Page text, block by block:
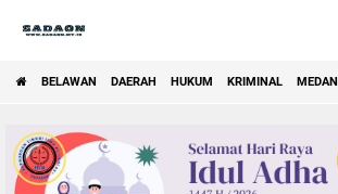
BELAWAN DAERAH HUKUM KRIMINAL MEDAN